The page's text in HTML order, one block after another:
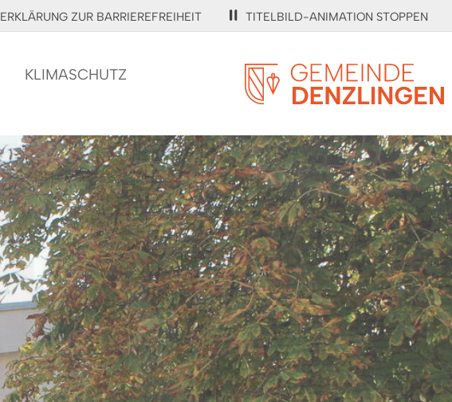
ERKLÄRUNG ZUR BARRIEREFREIHEIT TITELBILD-ANIMATION STOPPEN
KLIMASCHUTZ